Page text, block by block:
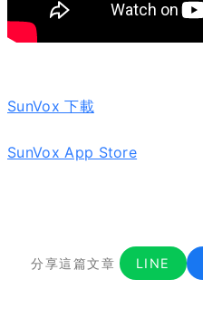
SunVox 下載
SunVox App Store
分享這篇文章 LINE